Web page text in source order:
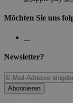
Möchten Sie uns
Newsletter?
Abonnieren